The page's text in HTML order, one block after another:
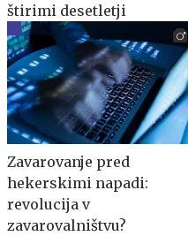
štirimi desetletji
Zavarovanje pred
hekerskimi napadi:
revolucija v
zavarovalništvu?